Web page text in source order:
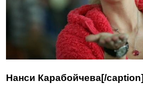
Нанси Карабойчева[/caption]